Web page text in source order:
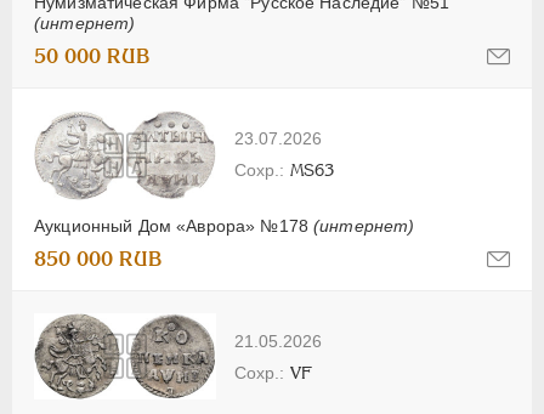
(интернет)
50 000 RUB
23.07.2026
Аукционный Дом «Аврора» №178(интернет)
MS63
850 000 RUB
21.05.2026
VF